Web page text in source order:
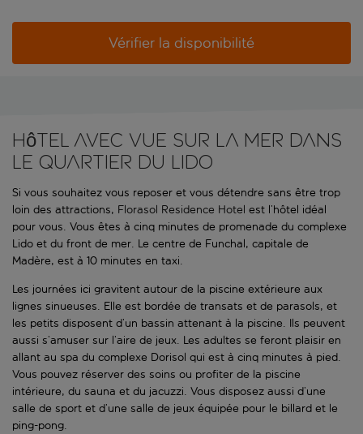
Vérifier la disponibilité
Hôtel avec vue sur la mer dans
le quartier du Lido
Si vous souhaitez vous reposer et vous détendre sans être trop
loin des attractions, Florasol Residence Hotel est l’hôtel idéal
pour vous. Vous êtes à cinq minutes de promenade du complexe
Lido et du front de mer. Le centre de Funchal, capitale de
Madère, est à 10 minutes en taxi.
Les journées ici gravitent autour de la piscine extérieure aux
lignes sinueuses. Elle est bordée de transats et de parasols, et
les petits disposent d’un bassin attenant à la piscine. Ils peuvent
aussi s’amuser sur l’aire de jeux. Les adultes se feront plaisir en
allant au spa du complexe Dorisol qui est à cinq minutes à pied.
Vous pouvez réserver des soins ou profiter de la piscine
intérieure, du sauna et du jacuzzi. Vous disposez aussi d’une
salle de sport et d’une salle de jeux équipée pour le billard et le
ping-pong.